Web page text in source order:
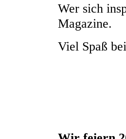
Wer sich
Magazine.
Viel Spaß